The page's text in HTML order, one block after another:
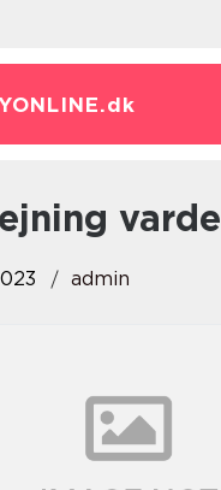
dk
varde
admin